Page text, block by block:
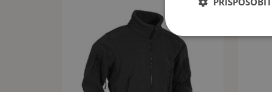
Vďaka peknému, modernému strihu je mikina
nosenie. Môžete ju použiť aj na rôzne outdoorové